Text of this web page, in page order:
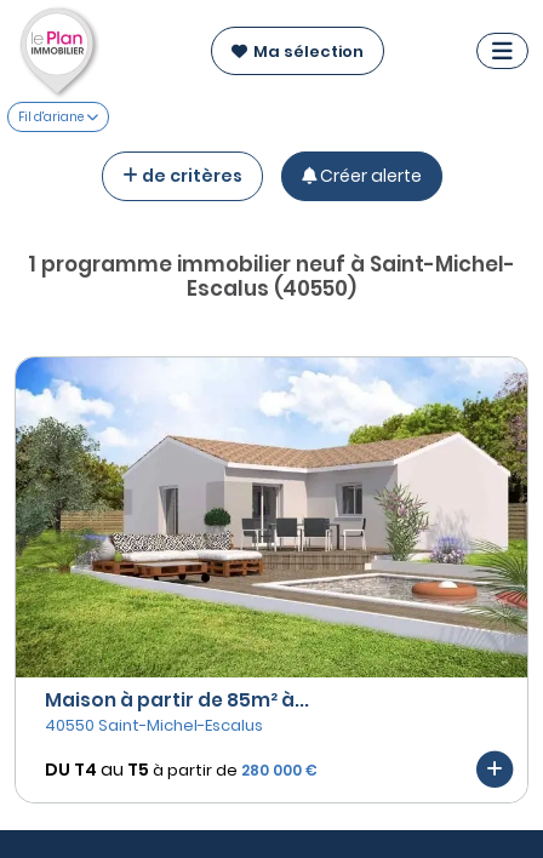
Ma sélection
Fil d'ariane
de critères Créer alerte
1 programme immobilier neuf à Saint-Michel-
Escalus (40550)
Maison à partir de 85m² à...
40550 Saint-Michel-Escalus
DU T4 au T5 à partir de 280 000 €